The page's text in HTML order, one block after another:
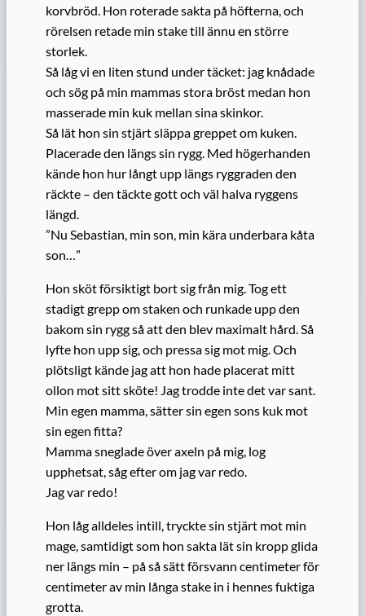
korvbröd. Hon roterade sakta på höfterna, och
rörelsen retade min stake till ännu en större
storlek.
Så låg vi en liten stund under täcket: jag knådade
och sög på min mammas stora bröst medan hon
masserade min kuk mellan sina skinkor.
Så lät hon sin stjärt släppa greppet om kuken.
Placerade den längs sin rygg. Med högerhanden
kände hon hur långt upp längs ryggraden den
räckte – den täckte gott och väl halva ryggens
längd.
”Nu Sebastian, min son, min kära underbara kåta
son…”
Hon sköt försiktigt bort sig från mig. Tog ett
stadigt grepp om staken och runkade upp den
bakom sin rygg så att den blev maximalt hård. Så
lyfte hon upp sig, och pressa sig mot mig. Och
plötsligt kände jag att hon hade placerat mitt
ollon mot sitt sköte! Jag trodde inte det var sant.
Min egen mamma, sätter sin egen sons kuk mot
sin egen fitta?
Mamma sneglade över axeln på mig, log
upphetsat, såg efter om jag var redo.
Jag var redo!
Hon låg alldeles intill, tryckte sin stjärt mot min
mage, samtidigt som hon sakta lät sin kropp glida
ner längs min – på så sätt försvann centimeter för
centimeter av min långa stake in i hennes fuktiga
grotta.